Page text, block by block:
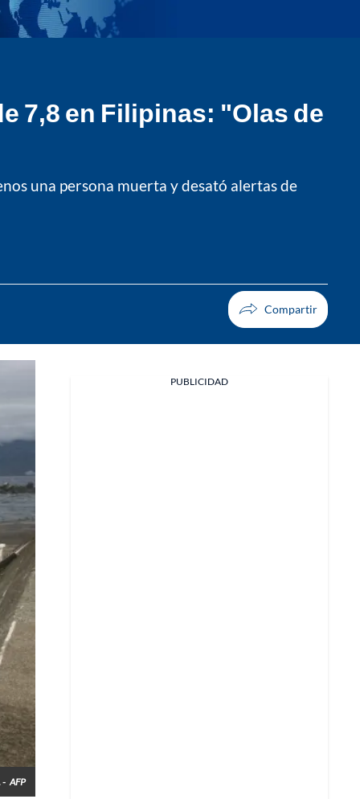
7,8 en Filipinas: "Olas de
una persona muerta y desató alertas de
- AFP
PUBLICIDAD